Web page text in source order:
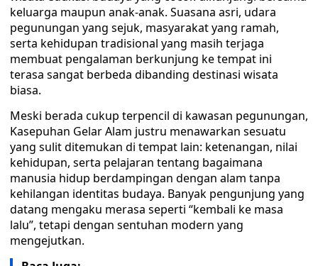
keluarga maupun anak-anak. Suasana asri, udara
pegunungan yang sejuk, masyarakat yang ramah,
serta kehidupan tradisional yang masih terjaga
membuat pengalaman berkunjung ke tempat ini
terasa sangat berbeda dibanding destinasi wisata
biasa.
Meski berada cukup terpencil di kawasan pegunungan,
Kasepuhan Gelar Alam justru menawarkan sesuatu
yang sulit ditemukan di tempat lain: ketenangan, nilai
kehidupan, serta pelajaran tentang bagaimana
manusia hidup berdampingan dengan alam tanpa
kehilangan identitas budaya. Banyak pengunjung yang
datang mengaku merasa seperti “kembali ke masa
lalu”, tetapi dengan sentuhan modern yang
mengejutkan.